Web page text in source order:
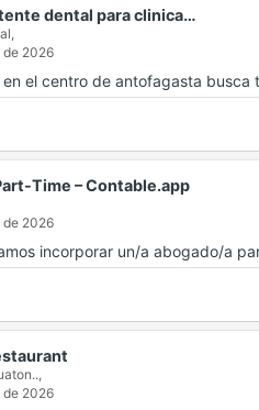
dental para clinica…
de 2026
el centro de antofagasta
Time – Contable.app
de 2026
incorporar un/a abogado/a
de 2026